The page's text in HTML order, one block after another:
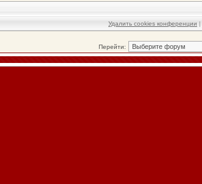
Удалить cookies конференции |
Перейти: